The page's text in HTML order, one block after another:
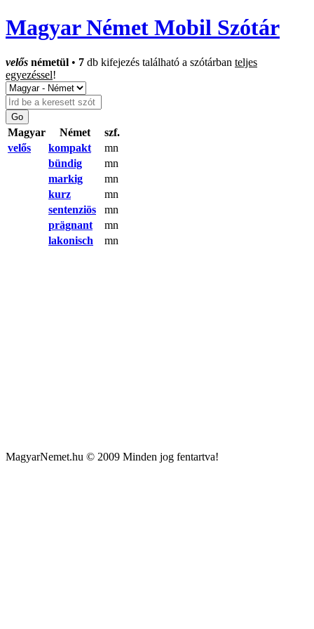
Magyar Német Mobil Szótár
velős németül • 7 db kifejezés található a szótárban teljes
egyezéssel!
Magyar Német
szf.
velős
kompakt
mn
bündig
mn
markig
mn
kurz
mn
sentenziös
mn
prägnant
mn
lakonisch
mn
MagyarNemet.hu © 2009 Minden jog fentartva!